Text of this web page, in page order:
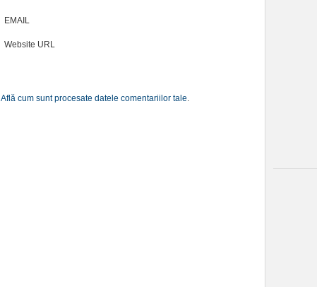
EMAIL
Website URL
Află cum sunt procesate datele comentariilor tale.